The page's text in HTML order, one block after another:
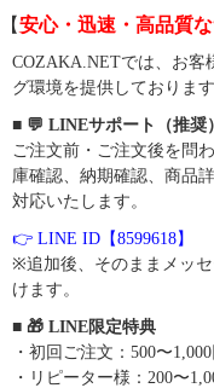
【安心・迅速・高品質
COZAKA.NETでは、お客
グ環境を提供しております
■ 💬 LINEサポート（推奨）
ご注文前・ご注文後を問
庫確認、納期確認、商品
対応いたします。
👉 LINE ID【8599618】
※追加後、そのままメッ
けます。
■ 🎁 LINE限定特典
・初回ご注文：500〜1,000
・リピーター様：200〜